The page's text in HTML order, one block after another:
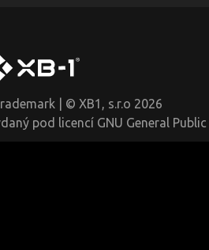
| © XB1, s.r.o 2026
pod licencí GNU General